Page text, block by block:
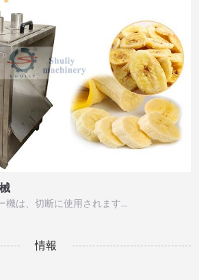
機は、切断に使用されます…
情報